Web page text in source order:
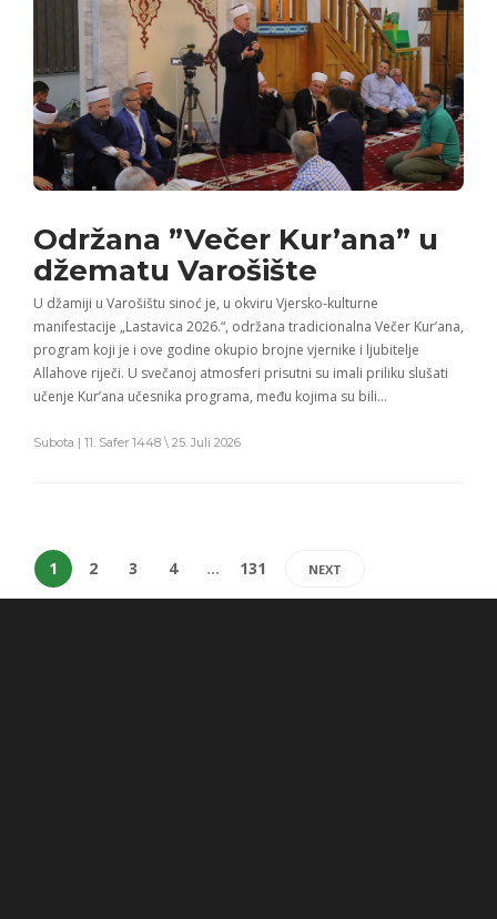
Održana ”Večer Kur’ana” u
džematu Varošište
U džamiji u Varošištu sinoć je, u okviru Vjersko-kulturne
manifestacije „Lastavica 2026.“, održana tradicionalna Večer Kur’ana,
program koji je i ove godine okupio brojne vjernike i ljubitelje
Allahove riječi. U svečanoj atmosferi prisutni su imali priliku slušati
učenje Kur’ana učesnika programa, među kojima su bili…
Subota | 11. Safer 1448 \ 25. Juli 2026
1 2 3 4 … 131 NEXT